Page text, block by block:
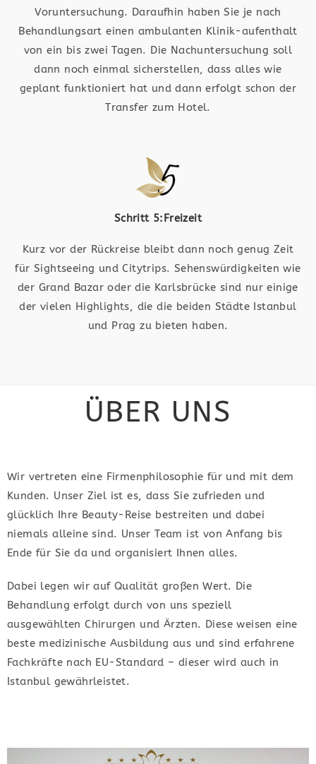
Voruntersuchung. Daraufhin haben Sie je nach
Behandlungsart einen ambulanten Klinik-aufenthalt
von ein bis zwei Tagen. Die Nachuntersuchung soll
dann noch einmal sicherstellen, dass alles wie
geplant funktioniert hat und dann erfolgt schon der
Transfer zum Hotel.
Schritt 5:Freizeit
Kurz vor der Rückreise bleibt dann noch genug Zeit
für Sightseeing und Citytrips. Sehenswürdigkeiten wie
der Grand Bazar oder die Karlsbrücke sind nur einige
der vielen Highlights, die die beiden Städte Istanbul
und Prag zu bieten haben.
ÜBER UNS
Wir vertreten eine Firmenphilosophie für und mit dem
Kunden. Unser Ziel ist es, dass Sie zufrieden und
glücklich Ihre Beauty-Reise bestreiten und dabei
niemals alleine sind. Unser Team ist von Anfang bis
Ende für Sie da und organisiert Ihnen alles.
Dabei legen wir auf Qualität großen Wert. Die
Behandlung erfolgt durch von uns speziell
ausgewählten Chirurgen und Ärzten. Diese weisen eine
beste medizinische Ausbildung aus und sind erfahrene
Fachkräfte nach EU-Standard – dieser wird auch in
Istanbul gewährleistet.